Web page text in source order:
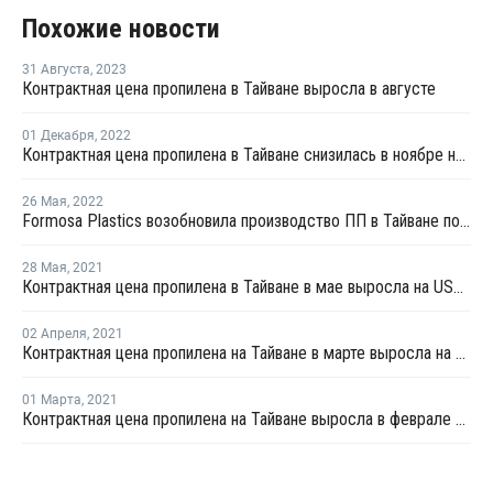
Похожие новости
31 Августа, 2023
Контрактная цена пропилена в Тайване выросла в августе
01 Декабря, 2022
Контрактная цена пропилена в Тайване снизилась в ноябре на USD2 за тонну
26 Мая, 2022
Formosa Plastics возобновила производство ПП в Тайване после ремонта
28 Мая, 2021
Контрактная цена пропилена в Тайване в мае выросла на USD5 за тонну
02 Апреля, 2021
Контрактная цена пропилена на Тайване в марте выросла на USD105 за тонну
01 Марта, 2021
Контрактная цена пропилена на Тайване выросла в феврале на USD25 за тонну